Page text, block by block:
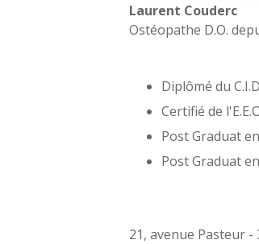
Laurent Couderc
Ostéopathe D.O.
Diplômé du
Certifié de
Post Graduat
Post Graduat
21, avenue Pasteur